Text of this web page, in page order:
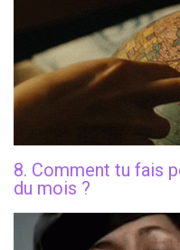
8. Comment tu fais
du mois ?